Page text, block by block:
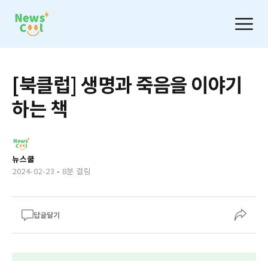
[북클럽] 생명과 죽음을 이야기
하는 책
뉴스쿨
2024-02-23 - 8분 걸림
답글달기